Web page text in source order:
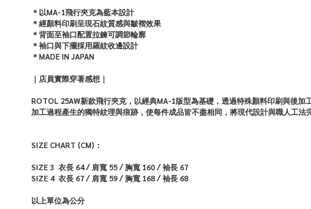
＊以MA-1飛行夾克為藍本設計
＊經顏料印刷呈現石紋質感與皺褶效果
＊背面至袖口配置拉鍊可調節輪廓
＊袖口與下擺採用羅紋收邊設計
＊MADE IN JAPAN
｜店員實際穿著感想｜
ROTOL 25AW新款飛行夾克，以經典MA-1版型為基礎，透過特殊顏料印刷與後
加工過程產生的獨特紋理與痕跡，使每件成品皆不盡相同，將現代設計與職人工法
SIZE CHART (CM)：
SIZE 3 衣長 64 / 肩寬 55 / 胸寬 160 / 袖長 67
SIZE 4 衣長 67 / 肩寬 59 / 胸寬 168 /袖長 68
以上單位為公分